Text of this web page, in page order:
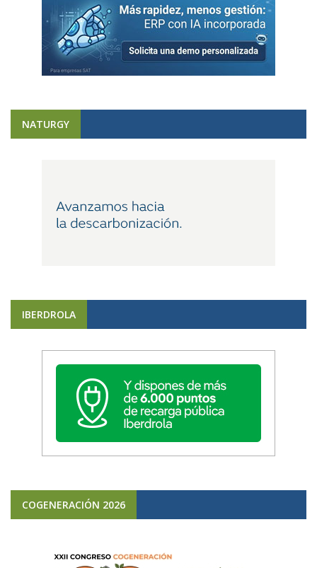
NATURGY
IBERDROLA
COGENERACIÓN 2026